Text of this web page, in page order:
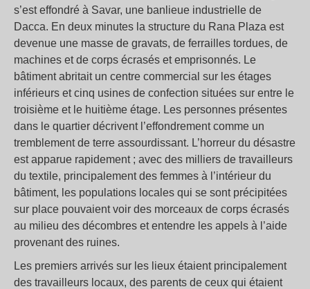
s’est effondré à Savar, une banlieue industrielle de
Dacca. En deux minutes la structure du Rana Plaza est
devenue une masse de gravats, de ferrailles tordues, de
machines et de corps écrasés et emprisonnés. Le
bâtiment abritait un centre commercial sur les étages
inférieurs et cinq usines de confection situées sur entre le
troisième et le huitième étage. Les personnes présentes
dans le quartier décrivent l’effondrement comme un
tremblement de terre assourdissant. L’horreur du désastre
est apparue rapidement ; avec des milliers de travailleurs
du textile, principalement des femmes à l’intérieur du
bâtiment, les populations locales qui se sont précipitées
sur place pouvaient voir des morceaux de corps écrasés
au milieu des décombres et entendre les appels à l’aide
provenant des ruines.
Les premiers arrivés sur les lieux étaient principalement
des travailleurs locaux, des parents de ceux qui étaient